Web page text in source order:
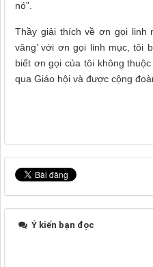
nó”.
Thầy giải thích về ơn gọi linh
vâng’ với ơn gọi linh mục, tôi
biết ơn gọi của tôi không
qua Giáo hội và được cộng
Ý kiến bạn đọc